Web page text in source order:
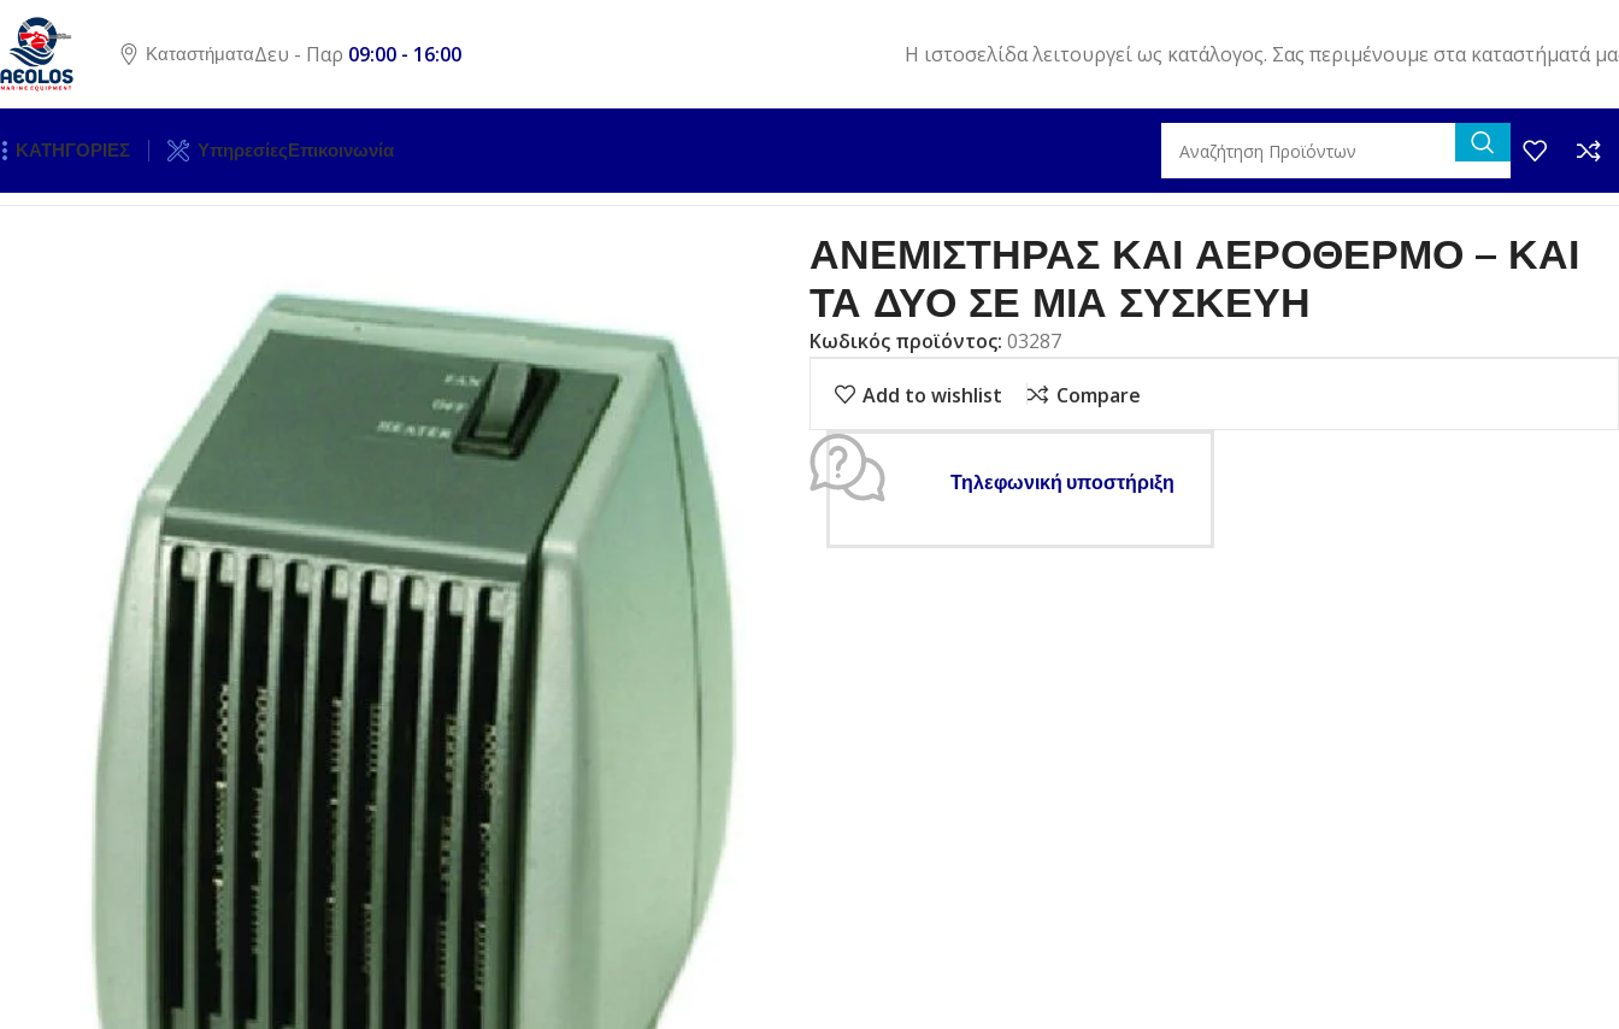
ΚαταστήματαΔευ - Παρ 09:00 - 16:00 Η ιστοσελίδα λειτουργεί ως κατάλογος. Σας περιμένουμε στα καταστήματά
ΚΑΤΗΓΟΡΙΕΣ ΥπηρεσίεςΕπικοινωνία
ΑΝΕΜΙΣΤΗΡΑΣ ΚΑΙ ΑΕΡΟΘΕΡΜΟ – ΚΑΙ
ΤΑ ΔΥΟ ΣΕ ΜΙΑ ΣΥΣΚΕΥΗ
Κωδικός προϊόντος: 03287
Add to wishlist Compare
Τηλεφωνική υποστήριξη